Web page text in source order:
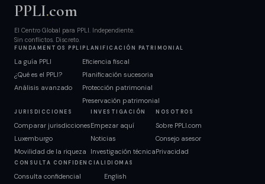
PPLI.com
El Centro Global para PPLI. Independiente.
Sin conflictos. Discreto.
FUNDAMENTOS PPLI
La guía PPLI
¿Qué es el PPLI?
Análisis avanzado
PLANIFICACIÓN PATRIMONIAL
Eficiencia fiscal
Planificación sucesoria
Protección patrimonial
Preservación patrimonial
JURISDICCIONES
Comparar jurisdicciones
Luxemburgo
Movilidad de la riqueza
INVESTIGACIÓN
Empezar aquí
Noticias
Investigación técnica
NOSOTROS
Sobre PPLI.com
Consejo asesor
Privacidad
CONSULTA CONFIDENCIAL
Consulta confidencial
IDIOMAS
English